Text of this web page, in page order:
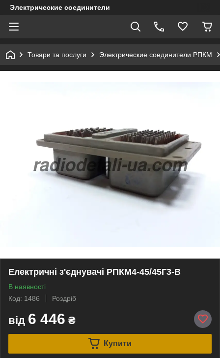
Электрические соединители
Товари та послуги Электрические соединители РПКМ
Електричні з'єднувачі РПКМ4-45/45Г3-В
В наявності
Код: 1486
Роздріб
від 6 446 ₴
Купити